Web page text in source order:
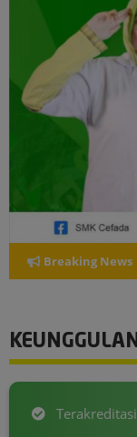
Breaking News
KEUNGGULAN
Terakreditasi